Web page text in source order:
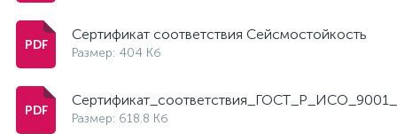
Сертификат соответствия Сейсмостойкость
Размер: 404 Кб
Размер: 618.8 Кб